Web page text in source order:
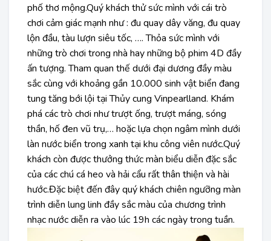
phố thơ mộng.Quý khách thử sức mình với cái trò
chơi cảm giác mạnh như : đu quay dây văng, đu quay
lộn đầu, tàu lượn siêu tốc, …. Thỏa sức mình với
những trò chơi trong nhà hay những bộ phim 4D đầy
ấn tượng. Tham quan thế dưới đại dương đầy màu
sắc cùng với khoảng gần 10.000 sinh vật biển đang
tung tăng bới lội tại Thủy cung Vinpearlland. Khám
phá các trò chơi như trượt ống, trượt máng, sóng
thần, hố đen vũ trụ,… hoặc lựa chọn ngâm mình dưới
làn nước biển trong xanh tại khu công viên nước.Quý
khách còn được thưởng thức màn biểu diễn đặc sắc
của các chú cá heo và hải cẩu rất thân thiện và hài
hước.Đặc biệt đến đây quý khách chiên ngưỡng màn
trình diễn lung linh đầy sắc màu của chương trình
nhạc nước diễn ra vào lúc 19h các ngày trong tuần.